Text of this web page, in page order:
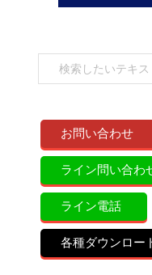
お問い合わせ
ライン問い合わ
ライン電話
各種ダウンロー